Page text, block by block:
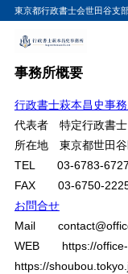
東京都行政書士会世田谷支
事務所概要
行政書士萩本昌史事
代表者 特定行政書
所在地 東京都世田
TEL 03-6783-6727
FAX 03-6750-
お問合せ
Mail
WEB https://office-
https://
2 1. 分譲マンション
管理対象と管
2. 消防計画の届出
3.1 （1）専有部分
4 3. 共同住宅にお
4.1 （1）防火管理